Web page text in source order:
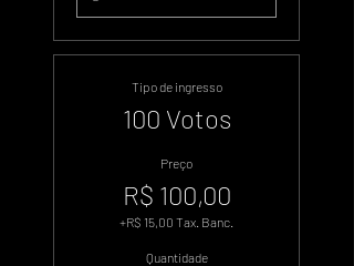
Tipo de ingresso
100 Votos
Preço
R$ 100,00
+R$ 15,00 Tax. Banc.
Quantidade